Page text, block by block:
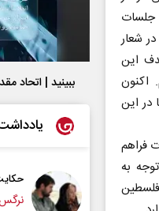
جلسات
شعار
این
اکنون
در این
فراهم
به
ببینید | اتحاد
تاریخ و دو زندگی
- روزنامه‌نگار